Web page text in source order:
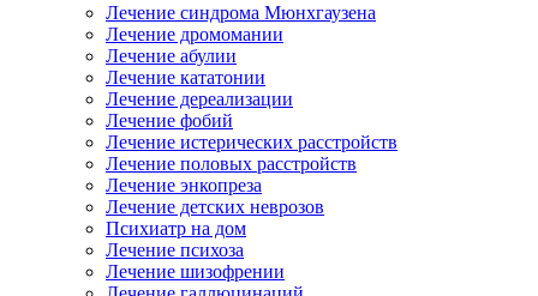
Лечение синдрома Мюнхгаузена
Лечение дромомании
Лечение абулии
Лечение кататонии
Лечение дереализации
Лечение фобий
Лечение истерических расстройств
Лечение половых расстройств
Лечение энкопреза
Лечение детских неврозов
Психиатр на дом
Лечение психоза
Лечение шизофрении